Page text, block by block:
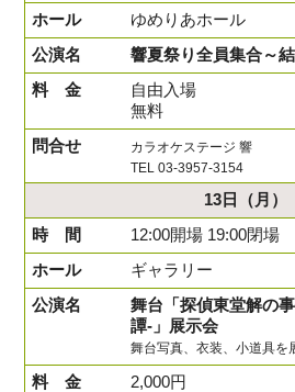
ゆめりあホール
響夏祭り全員集合～
自由入場
無料
カラオケステージ 響
TEL 03-3957-3154
13日
（月）
12:00開場 19:00閉場
ギャラリー
舞台「探偵東堂解の
譚-」展示会
舞台写真、衣装、小道具を
2,000円